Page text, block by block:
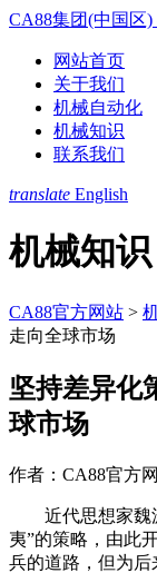
CA88集团(中国区
网站首页
关于我们
机械自动化
机械知识
联系我们
translate English
机械知识
CA88官方网站 >
走向全球市场
坚持差异化
球市场
作者：CA88官方
近代思想家魏源
夷”的策略，由此
兵的道路，但为